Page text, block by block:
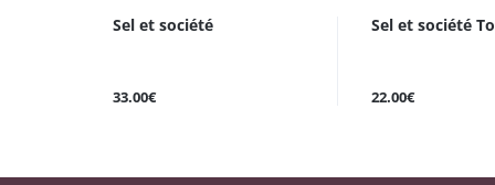
Sel et société
33.00€
Sel et société
22.00€